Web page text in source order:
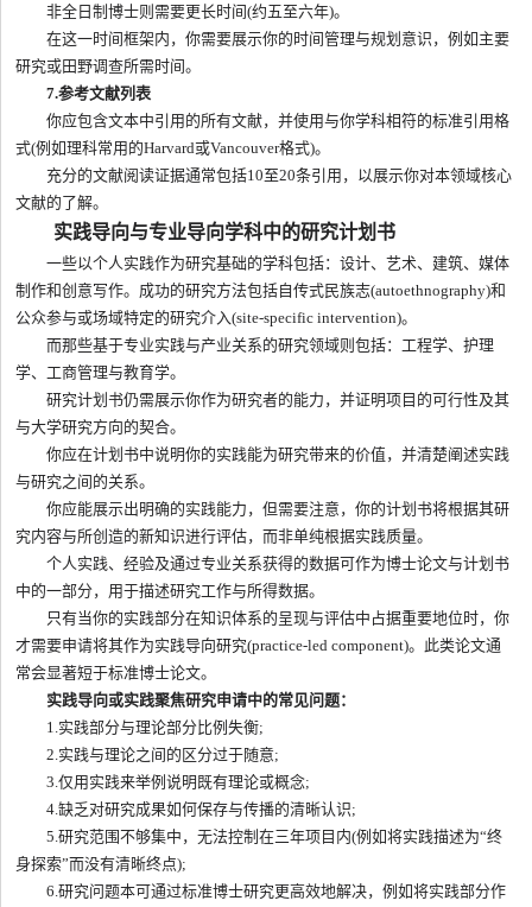
非全日制博士则需要更长时间(约五至六年)。
在这一时间框架内，你需要展示你的时间管理与规划意识，例如主要
研究或田野调查所需时间。
7.参考文献列表
你应包含文本中引用的所有文献，并使用与你学科相符的标准引用格
式(例如理科常用的Harvard或Vancouver格式)。
充分的文献阅读证据通常包括10至20条引用，以展示你对本领域核心
文献的了解。
实践导向与专业导向学科中的研究计划书
一些以个人实践作为研究基础的学科包括：设计、艺术、建筑、媒体
制作和创意写作。成功的研究方法包括自传式民族志(autoethnography)和
公众参与或场域特定的研究介入(site-specific intervention)。
而那些基于专业实践与产业关系的研究领域则包括：工程学、护理
学、工商管理与教育学。
研究计划书仍需展示你作为研究者的能力，并证明项目的可行性及其
与大学研究方向的契合。
你应在计划书中说明你的实践能为研究带来的价值，并清楚阐述实践
与研究之间的关系。
你应能展示出明确的实践能力，但需要注意，你的计划书将根据其研
究内容与所创造的新知识进行评估，而非单纯根据实践质量。
个人实践、经验及通过专业关系获得的数据可作为博士论文与计划书
中的一部分，用于描述研究工作与所得数据。
只有当你的实践部分在知识体系的呈现与评估中占据重要地位时，你
才需要申请将其作为实践导向研究(practice-led component)。此类论文通
常会显著短于标准博士论文。
实践导向或实践聚焦研究申请中的常见问题：
1.实践部分与理论部分比例失衡;
2.实践与理论之间的区分过于随意;
3.仅用实践来举例说明既有理论或概念;
4.缺乏对研究成果如何保存与传播的清晰认识;
5.研究范围不够集中，无法控制在三年项目内(例如将实践描述为“终
身探索”而没有清晰终点);
6.研究问题本可通过标准博士研究更高效地解决，例如将实践部分作